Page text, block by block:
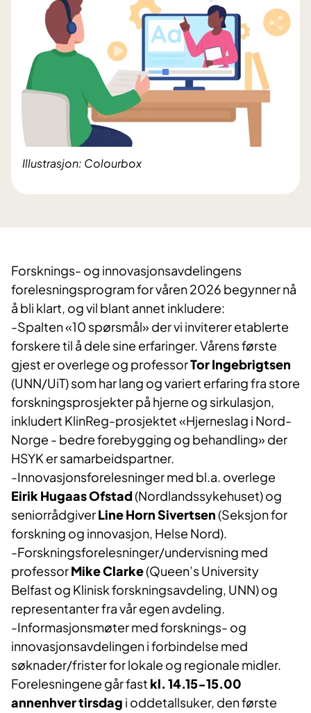
Illustrasjon: Colourbox
Forsknings- og innovasjonsavdelingens
forelesningsprogram for våren 2026 begynner nå
å bli klart, og vil blant annet inkludere:
-Spalten «10 spørsmål» der vi inviterer etablerte
forskere til å dele sine erfaringer. Vårens første
gjest er overlege og professorTor Ingebrigtsen
(UNN/UiT) som har lang og variert erfaring fra store
forskningsprosjekter på hjerne og sirkulasjon,
inkludert KlinReg-prosjektet «Hjerneslag i Nord-
Norge - bedre forebygging og behandling» der
HSYK er samarbeidspartner.
-Innovasjonsforelesninger med bl.a. overlege
Eirik Hugaas Ofstad(Nordlandssykehuset) og
seniorrådgiverLine Horn Sivertsen(Seksjon for
forskning og innovasjon, Helse Nord).
-Forskningsforelesninger/undervisning med
professorMike Clarke(Queen’s University
Belfast og Klinisk forskningsavdeling, UNN) og
representanter fra vår egen avdeling.
-Informasjonsmøter med forsknings- og
innovasjonsavdelingen i forbindelse med
søknader/frister for lokale og regionale midler.
Forelesningene går fast kl. 14.15-15.00
annenhver tirsdag i oddetallsuker, den første